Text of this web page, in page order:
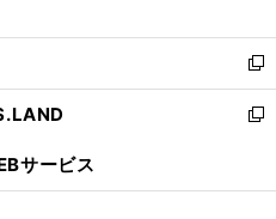
開
く
ウ
で
開
く
ン
ド
ウ
で
ウ
ィ
ン
ド
開
新
し
い
ン
新
ウ
サービス